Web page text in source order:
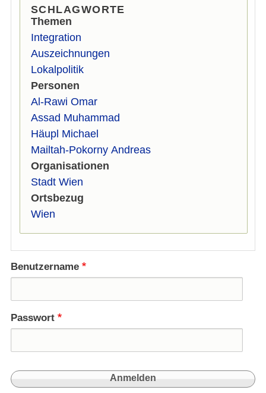
SCHLAGWORTE
Themen
Integration
Auszeichnungen
Lokalpolitik
Personen
Al-Rawi Omar
Assad Muhammad
Häupl Michael
Mailtah-Pokorny Andreas
Organisationen
Stadt Wien
Ortsbezug
Wien
Benutzername
Passwort